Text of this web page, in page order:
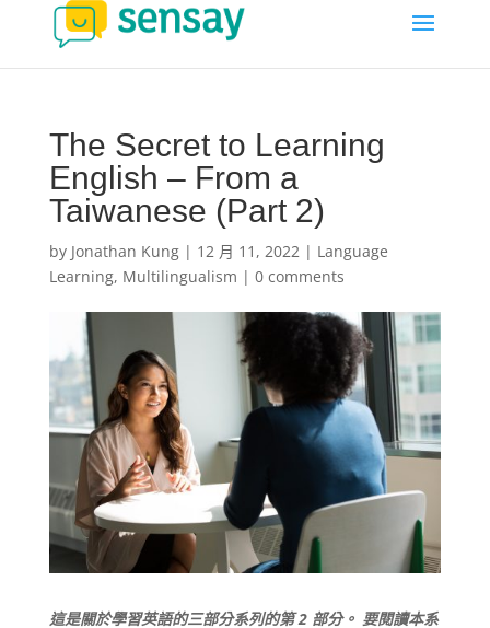
The Secret to Learning
English – From a
Taiwanese (Part 2)
by Jonathan Kung| 12 月 11, 2022| Language
Learning, Multilingualism | 0 comments
這是關於學習英語的三部分系列的第 2 部分。 要閱讀本系